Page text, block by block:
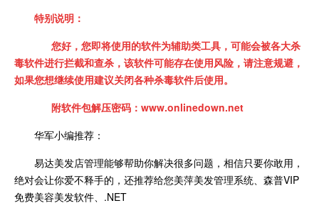
特别说明：
您好，您即将使用的软件为辅助类工具，可能会被各大杀
毒软件进行拦截和查杀，该软件可能存在使用风险，请注意规避，
如果您想继续使用建议关闭各种杀毒软件后使用。
附软件包解压密码：www.onlinedown.net
华军小编推荐：
易达美发店管理能够帮助你解决很多问题，相信只要你敢用，
绝对会让你爱不释手的，还推荐给您美萍美发管理系统、森普VIP
免费美容美发软件、.NET